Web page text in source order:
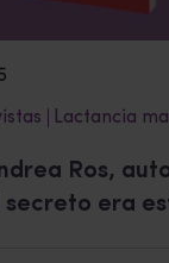
Lactancia
Ros,
secreto era